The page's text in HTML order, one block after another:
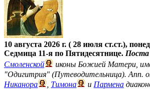
10 августа 2026 г. ( 28 июля ст.ст.),
Седмица 11-я по Пятидесятнице.
Смоленской
иконы Божией Матери,
"Одигитрия" (Путеводительница). Апп.
Никанора
Тимона и Пармена